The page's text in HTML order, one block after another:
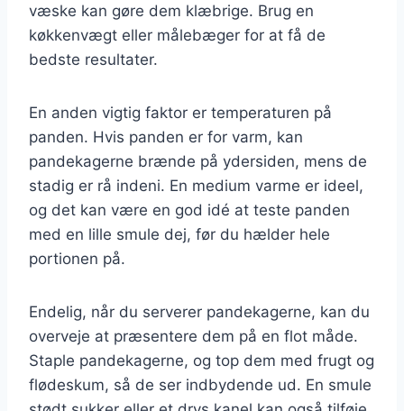
væske kan gøre dem klæbrige. Brug en
køkkenvægt eller målebæger for at få de
bedste resultater.
En anden vigtig faktor er temperaturen på
panden. Hvis panden er for varm, kan
pandekagerne brænde på ydersiden, mens de
stadig er rå indeni. En medium varme er ideel,
og det kan være en god idé at teste panden
med en lille smule dej, før du hælder hele
portionen på.
Endelig, når du serverer pandekagerne, kan du
overveje at præsentere dem på en flot måde.
Staple pandekagerne, og top dem med frugt og
flødeskum, så de ser indbydende ud. En smule